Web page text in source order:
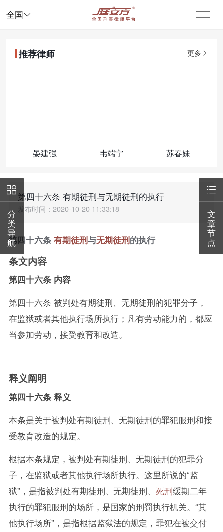
全国 
推荐律师 更多
晏建强 韦端宁 苏春妹
第四十六条 有期徒刑与无期徒刑的执行
发布时间：2020-10-20 11:33:18
第四十六条 有期徒刑与无期徒刑的执行
条文内容
第四十六条 内容
第四十六条 被判处有期徒刑、无期徒刑的犯罪分子，
在监狱或者其他执行场所执行；凡有劳动能力的，都应
当参加劳动，接受教育和改造。
释义阐明
第四十六条 释义
本条是关于被判处有期徒刑、无期徒刑的罪犯服刑和接
受教育改造的规定。
根据本条规定，被判处有期徒刑、无期徒刑的犯罪分
子，在监狱或者其他执行场所执行。这里所说的“监
狱”，是指被判处有期徒刑、无期徒刑、 死刑缓期二年
执行的罪犯服刑的场所，是国家的刑罚执行机关。“其
他执行场所”，是指根据监狱法的规定，罪犯在被交付

分
类
导
航

文
章
节
点